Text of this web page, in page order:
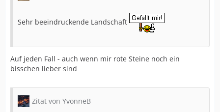
Sehr beeindruckende Landschaft
Auf jeden Fall - auch wenn mir rote Steine noch ein
bisschen lieber sind
Zitat von YvonneB